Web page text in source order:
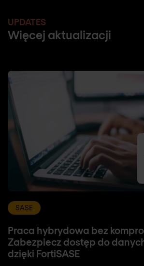
UPDATES
Więcej aktualizacji
SASE
Praca hybrydowa bez
Zabezpiecz dostęp do
dzięki FortiSASE